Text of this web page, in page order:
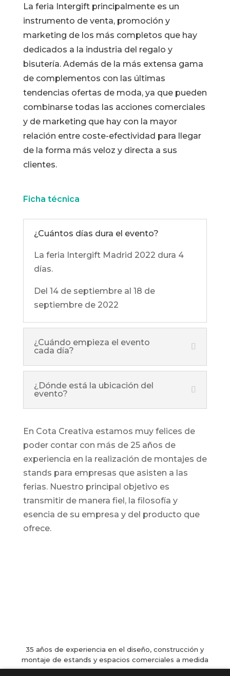
La feria Intergift principalmente es un
instrumento de venta, promoción y
marketing de los más completos que hay
dedicados a la industria del regalo y
bisutería. Además de la más extensa gama
de complementos con las últimas
tendencias ofertas de moda, ya que pueden
combinarse todas las acciones comerciales
y de marketing que hay con la mayor
relación entre coste-efectividad para llegar
de la forma más veloz y directa a sus
clientes.
Ficha técnica
¿Cuántos días dura el evento?
La feria Intergift Madrid 2022 dura 4
días.
Del 14 de septiembre al 18 de
septiembre de 2022
¿Cuándo empieza el evento
cada día?
¿Dónde está la ubicación del
evento?
En Cota Creativa estamos muy felices de
poder contar con más de 25 años de
experiencia en la realización de montajes de
stands para empresas que asisten a las
ferias. Nuestro principal objetivo es
transmitir de manera fiel, la filosofía y
esencia de su empresa y del producto que
ofrece.
35 años de experiencia en el diseño, construcción y
montaje de estands y espacios comerciales a medida